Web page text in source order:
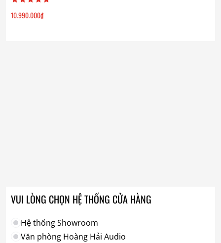
10.990.000₫
VUI LÒNG CHỌN HỆ THỐNG CỬA HÀNG
Hệ thống Showroom
Văn phòng Hoàng Hải Audio